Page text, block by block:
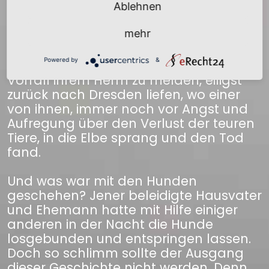
verschwunden sind. Ihr Entsetzen war
in ihrer Furcht vor dem gerechten Zorn
ihres Herrn und Kurfürsten, statt nach
Augustusburg zu gehen und den
Vorfall ihrem Herrn zu melden, eiligst
zurück nach Dresden liefen, wo einer
von ihnen, immer noch vor Angst und
Aufregung über den Verlust der teuren
Tiere, in die Elbe sprang und den Tod
fand.
Und was war mit den Hunden
geschehen? Jener beleidigte Hausvater
und Ehemann hatte mit Hilfe einiger
anderen in der Nacht die Hunde
losgebunden und entspringen lassen.
Doch so schlimm sollte der Ausgang
Ablehnen
mehr
Powered by &